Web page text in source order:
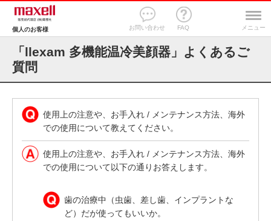
個人のお客様 お問い合わせ FAQ メニュー
「llexam 多機能温冷美顔器」よくあるご
質問
使用上の注意や、お手入れ / メンテナンス方法、海外
での使用について教えてください。
使用上の注意や、お手入れ / メンテナンス方法、海外
での使用について以下の通りお答えします。
歯の治療中（虫歯、差し歯、インプラントな
ど）だが使ってもいいか。